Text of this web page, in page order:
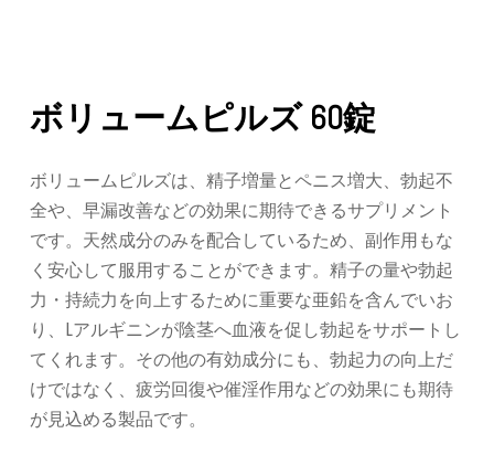
ボリュームピルズ 60錠
ボリュームピルズは、精子増量とペニス増大、勃起不
全や、早漏改善などの効果に期待できるサプリメント
です。天然成分のみを配合しているため、副作用もな
く安心して服用することができます。精子の量や勃起
力・持続力を向上するために重要な亜鉛を含んでいお
り、Lアルギニンが陰茎へ血液を促し勃起をサポートし
てくれます。その他の有効成分にも、勃起力の向上だ
けではなく、疲労回復や催淫作用などの効果にも期待
が見込める製品です。